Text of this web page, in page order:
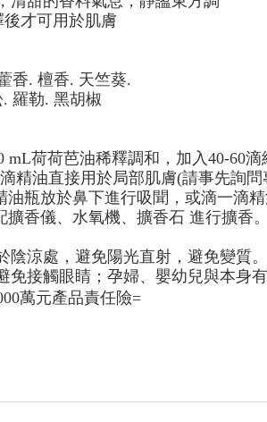
才可用於肌膚
香. 檀香. 天竺葵.
. 羅勒. 黑胡椒
mL荷荷芭油稀釋調和，加入40-60滴
滴精油直接用於局部肌膚(請事先詢問
油瓶放於鼻下進行吸聞，或滴一滴精
擴香儀、水氧機、擴香石 進行擴香。
陰涼處，避免陽光直射，避免變質。
免接觸眼睛；孕婦、嬰幼兒與本身
萬元產品責任險=